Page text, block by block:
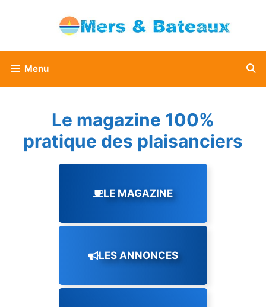
Menu
Le magazine 100%
pratique des plaisanciers
LE MAGAZINE
LES ANNONCES